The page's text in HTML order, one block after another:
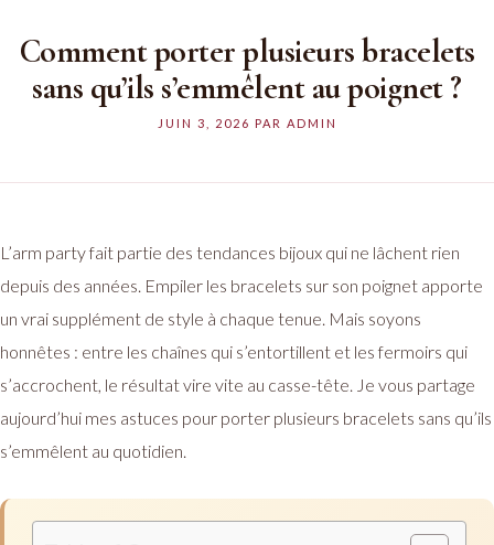
Comment porter plusieurs bracelets
sans qu’ils s’emmêlent au poignet ?
JUIN 3, 2026 PAR ADMIN
L’arm party fait partie des tendances bijoux qui ne lâchent rien
depuis des années. Empiler les bracelets sur son poignet apporte
un vrai supplément de style à chaque tenue. Mais soyons
honnêtes : entre les chaînes qui s’entortillent et les fermoirs qui
s’accrochent, le résultat vire vite au casse-tête. Je vous partage
aujourd’hui mes astuces pour porter plusieurs bracelets sans qu’ils
s’emmêlent au quotidien.